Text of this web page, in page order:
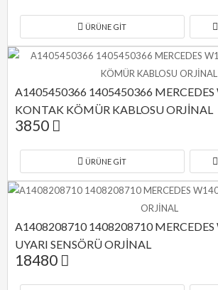
ÜRÜNE GIT
A1405450366 1405450366
KONTAK KÖMÜR KABLOSU ORJİNAL
3850
ÜRÜNE GIT
A1408208710 1408208710 MERCEDES
UYARI SENSÖRÜ ORJİNAL
18480